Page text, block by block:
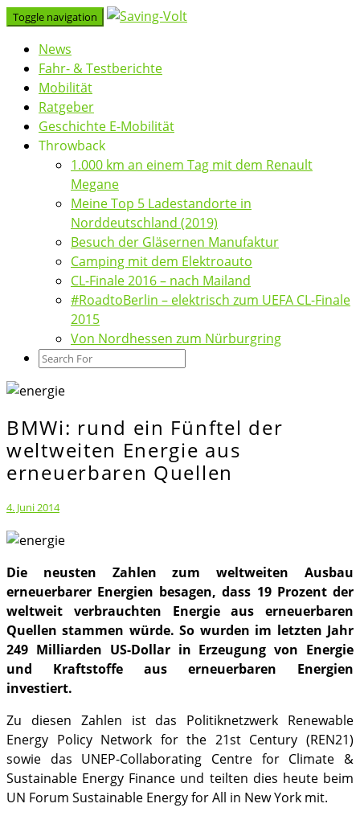
Skip
content
Toggle navigation
News
Fahr- & Testberichte
Mobilität
Ratgeber
Geschichte E-Mobilität
Throwback
1.000 km an einem Tag mit dem Renault
Megane
Meine Top 5 Ladestandorte in
Norddeutschland (2019)
Besuch der Gläsernen Manufaktur
Camping mit dem Elektroauto
CL-Finale 2016 – nach Mailand
#RoadtoBerlin – elektrisch zum UEFA CL-Finale
2015
Von Nordhessen zum Nürburgring
Search
BMWi:
rund
Fünftel
der
Energie
erneuerbaren
Quellen
BMWi: rund ein Fünftel der
weltweiten Energie aus
erneuerbaren Quellen
4. Juni 2014
Die neusten Zahlen zum weltweiten Ausbau
erneuerbarer Energien besagen, dass 19 Prozent der
weltweit verbrauchten Energie aus erneuerbaren
Quellen stammen würde. So wurden im letzten Jahr
249 Milliarden US-Dollar in Erzeugung von Energie
und Kraftstoffe aus erneuerbaren Energien
investiert.
Zu diesen Zahlen ist das Politiknetzwerk Renewable
Energy Policy Network for the 21st Century (REN21)
sowie das UNEP-Collaborating Centre for Climate &
Sustainable Energy Finance und teilten dies heute beim
UN Forum Sustainable Energy for All in New York mit.